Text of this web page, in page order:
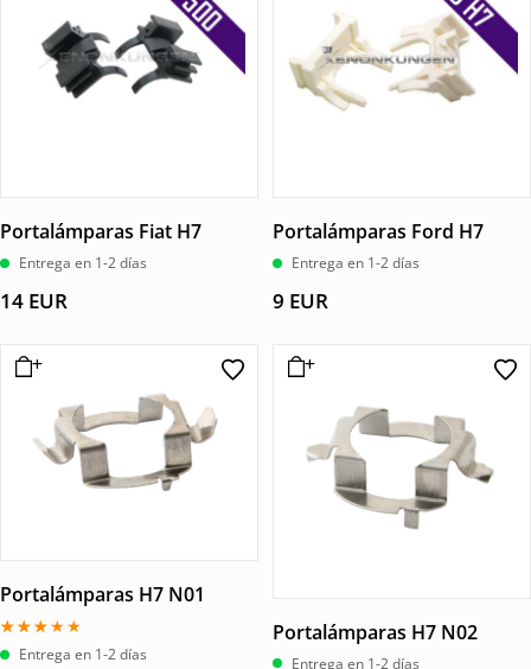
Portalámparas Fiat H7
Entrega en 1-2 días
14 EUR
Portalámparas Ford H7
Entrega en 1-2 días
9 EUR
Portalámparas H7 N01
Valorado
conEntrega en 1-2 días
Portalámparas H7 N02
Entrega en 1-2 días